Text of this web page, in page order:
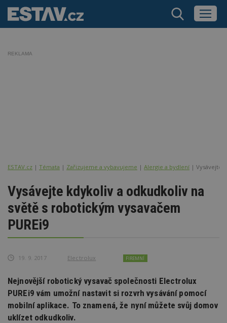
REKLAMA
ESTAV.cz Témata Zařizujeme a vybavujeme Alergie a bydlení Vysávejte
Vysávejte kdykoliv a odkudkoliv na
světě s robotickým vysavačem
PUREi9
19. 9. 2017 Electrolux FIREMNÍ
Nejnovější robotický vysavač společnosti Electrolux
PUREi9 vám umožní nastavit si rozvrh vysávání pomocí
mobilní aplikace. To znamená, že nyní můžete svůj domov
uklízet odkudkoliv.